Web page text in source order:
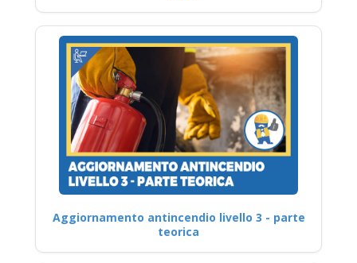
Aggiornamento antincendio livello 3 - parte
teorica